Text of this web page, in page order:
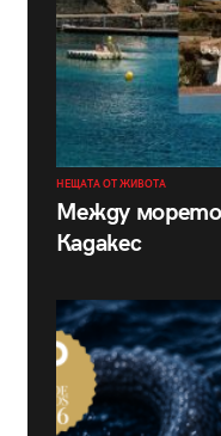
НЕЩАТА ОТ ЖИВОТА
Между морето
Кадакес